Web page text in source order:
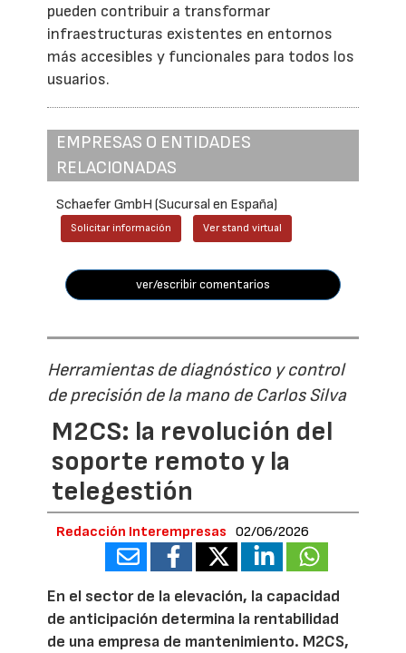
pueden contribuir a transformar
infraestructuras existentes en entornos
más accesibles y funcionales para todos los
usuarios.
EMPRESAS O ENTIDADES
RELACIONADAS
Schaefer GmbH (Sucursal en España)
Solicitar información Ver stand virtual
ver/escribir comentarios
Herramientas de diagnóstico y control
de precisión de la mano de Carlos Silva
M2CS: la revolución del
soporte remoto y la
telegestión
Redacción Interempresas 02/06/2026
En el sector de la elevación, la capacidad
de anticipación determina la rentabilidad
de una empresa de mantenimiento. M2CS,